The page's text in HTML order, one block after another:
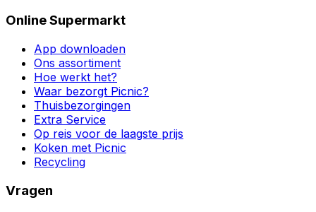
Online Supermarkt
App downloaden
Ons assortiment
Hoe werkt het?
Waar bezorgt Picnic?
Thuisbezorgingen
Extra Service
Op reis voor de laagste prijs
Koken met Picnic
Recycling
Vragen